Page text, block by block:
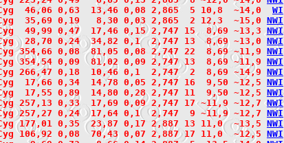
46,06 0,63  13,46 0,08 2,865  5 10,8  ~14,0 WI
35,69 0,19   8,30 0,03 2,865  2 12,3  ~15,0 NWI
49,99 0,47  17,46 0,15 2,747 15  8,69 ~13,3 NWI
28,70 0,24  34,82 0,1  2,747 13  8,69 ~13,0 NWI
354,66 0,08  81,05 0,08 2,747 22  8,69 ~11,9 NWI
354,54 0,09  81,02 0,09 2,747 13  8,69 ~11,9 NWI
Cyg 266,47 0,18  10,46 0,1  2,747  2  8,69 ~14,9 NWI
17,66 0,34  14,78 0,05 2,747 16  9,50 ~12,5 NWI
17,55 0,89  14,80 0,28 2,747 11  9,50 ~12,5 NWI
257,13 0,33  17,69 0,09 2,747 17 ~11,9 ~12,7 NWI
Cyg 257,27 0,24  17,64 0,1  2,747  9 ~11,9 ~12,7 NWI
177,01 0,35  23,87 0,17 2,887 13 11,0  ~13,5 NWI
106,92 0,08  70,43 0,07 2,887 17 11,0  ~12,5 NWI